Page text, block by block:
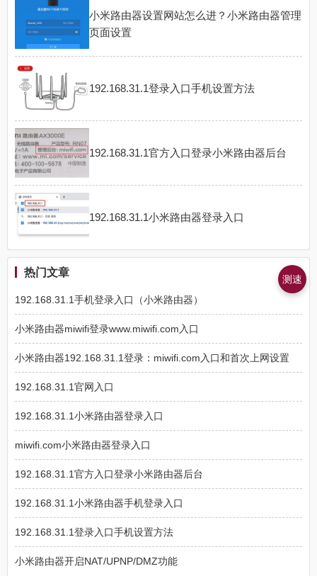
小米路由器设置网站怎么进？小米路由器管理
页面设置
192.168.31.1登录入口手机设置方法
192.168.31.1官方入口登录小米路由器后台
192.168.31.1小米路由器登录入口
热门文章
192.168.31.1手机登录入口（小米路由器）
小米路由器miwifi登录www.miwifi.com入口
小米路由器192.168.31.1登录：miwifi.com入口和首次上网设置
192.168.31.1官网入口
192.168.31.1小米路由器登录入口
miwifi.com小米路由器登录入口
192.168.31.1官方入口登录小米路由器后台
192.168.31.1小米路由器手机登录入口
192.168.31.1登录入口手机设置方法
小米路由器开启NAT/UPNP/DMZ功能
测速